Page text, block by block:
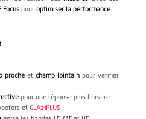
Focuspouroptimiser la performance.
proche etchamp lointain pour vérifier
pour une réponse plus linéaire
etCLA21PLUS